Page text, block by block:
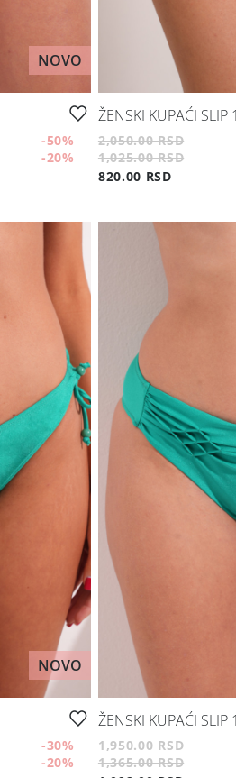
NOVO
-50%
-20%
ŽENSKI KUPAĆI SLIP
2,050.00 RSD
1,025.00 RSD
820.00 RSD
NOVO
-30%
-20%
ŽENSKI KUPAĆI SLIP
1,950.00 RSD
1,365.00 RSD